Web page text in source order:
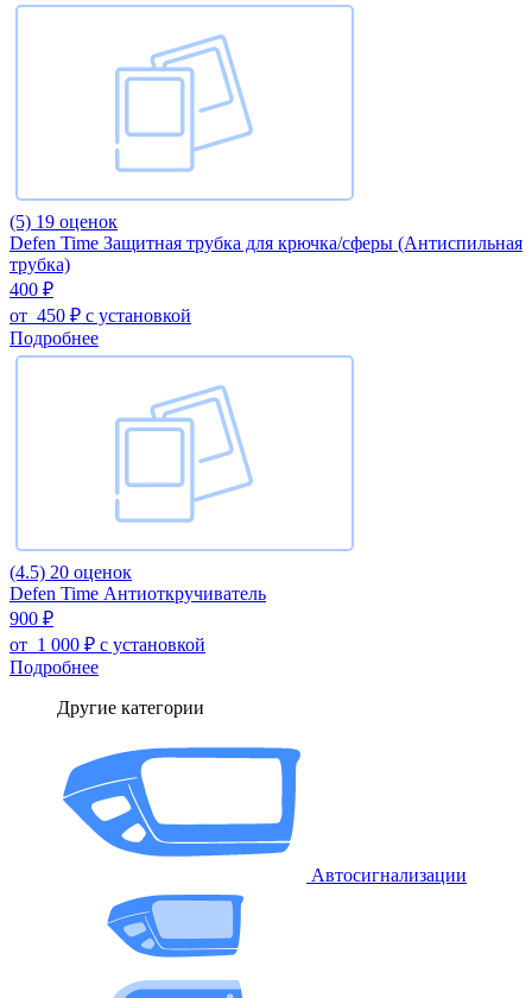
(5) 19 оценок
Defen Time Защитная трубка для крючка/сферы (Антиспильная
трубка)
400 ₽
от 450 ₽ с установкой
Подробнее
(4.5) 20 оценок
Defen Time Антиоткручиватель
900 ₽
от 1 000 ₽ с установкой
Подробнее
Другие категории
Автосигнализации